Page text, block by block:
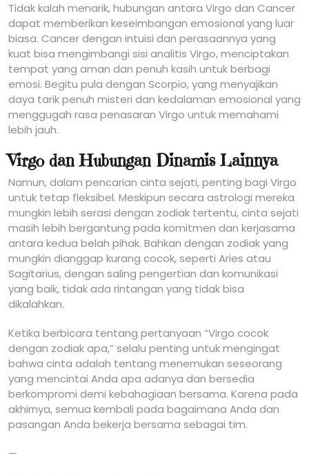
Tidak kalah menarik, hubungan antara Virgo dan Cancer
dapat memberikan keseimbangan emosional yang luar
biasa. Cancer dengan intuisi dan perasaannya yang
kuat bisa mengimbangi sisi analitis Virgo, menciptakan
tempat yang aman dan penuh kasih untuk berbagi
emosi. Begitu pula dengan Scorpio, yang menyajikan
daya tarik penuh misteri dan kedalaman emosional yang
menggugah rasa penasaran Virgo untuk memahami
lebih jauh.
Virgo dan Hubungan Dinamis Lainnya
Namun, dalam pencarian cinta sejati, penting bagi Virgo
untuk tetap fleksibel. Meskipun secara astrologi mereka
mungkin lebih serasi dengan zodiak tertentu, cinta sejati
masih lebih bergantung pada komitmen dan kerjasama
antara kedua belah pihak. Bahkan dengan zodiak yang
mungkin dianggap kurang cocok, seperti Aries atau
Sagitarius, dengan saling pengertian dan komunikasi
yang baik, tidak ada rintangan yang tidak bisa
dikalahkan.
Ketika berbicara tentang pertanyaan “Virgo cocok
dengan zodiak apa,” selalu penting untuk mengingat
bahwa cinta adalah tentang menemukan seseorang
yang mencintai Anda apa adanya dan bersedia
berkompromi demi kebahagiaan bersama. Karena pada
akhirnya, semua kembali pada bagaimana Anda dan
pasangan Anda bekerja bersama sebagai tim.
—